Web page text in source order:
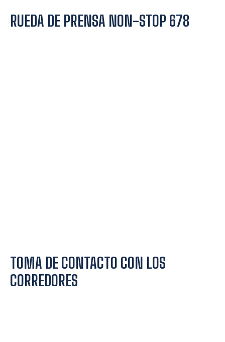
RUEDA DE PRENSA NON-STOP 678
TOMA DE CONTACTO CON LOS
CORREDORES